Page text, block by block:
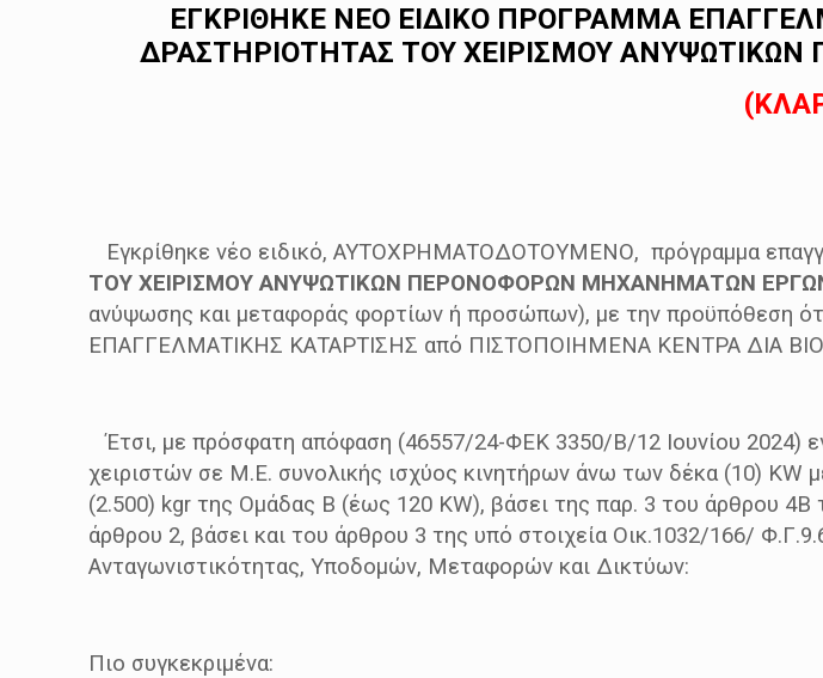
ΕΓΚΡΙΘΗΚΕ ΝΕΟ ΕΙΔΙΚΟ ΠΡΟΓΡΑΜΜΑ
ΔΡΑΣΤΗΡΙΟΤΗΤΑΣ ΤΟΥ ΧΕΙΡΙΣΜΟΥ
Εγκρίθηκε νέο ειδικό, ΑΥΤΟΧΡΗΜΑΤΟΔΟΤΟΥΜΕΝΟ, πρόγραμμα
ΤΟΥ ΧΕΙΡΙΣΜΟΥ ΑΝΥΨΩΤΙΚΩΝ ΠΕΡΟΝΟΦΟΡΩΝ ΜΗΧΑΝΗΜΑΤΩΝ
ανύψωσης και μεταφοράς φορτίων ή προσώπων), με την προϋπόθεση
ΕΠΑΓΓΕΛΜΑΤΙΚΗΣ ΚΑΤΑΡΤΙΣΗΣ από ΠΙΣΤΟΠΟΙΗΜΕΝΑ ΚΕΝΤΡΑ ΔΙΑ
Έτσι, με πρόσφατη απόφαση (46557/24-ΦΕΚ 3350/Β/12 Ιουνίου 2024)
χειριστών σε M.E. συνολικής ισχύος κινητήρων άνω των δέκα (10)
(2.500) kgr της Ομάδας Β (έως 120 KW), βάσει της παρ. 3 του άρθρου 4Β
άρθρου 2, βάσει και του άρθρου 3 της υπό στοιχεία Οικ.1032/166/
Ανταγωνιστικότητας, Υποδομών, Μεταφορών και Δικτύων:
Πιο συγκεκριμένα: